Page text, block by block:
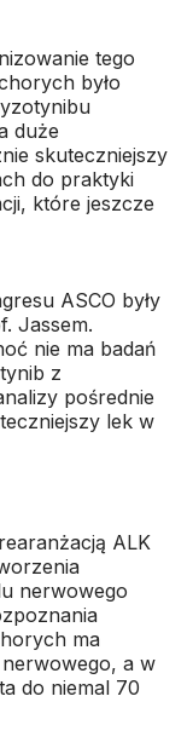
tego
było
duże
skuteczniejszy
do praktyki
które jeszcze
ASCO były
Jassem.
nie ma badań
z
pośrednie
lek w
ALK
nerwowego
ma
a w
do niemal 70